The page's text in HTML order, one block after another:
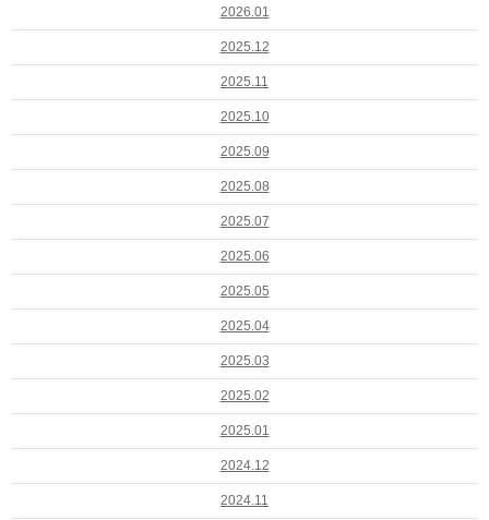
2026.01
2025.12
2025.11
2025.10
2025.09
2025.08
2025.07
2025.06
2025.05
2025.04
2025.03
2025.02
2025.01
2024.12
2024.11